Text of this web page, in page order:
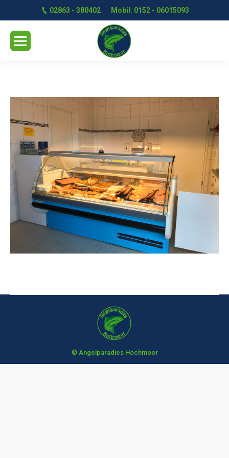
02863 - 380402 Mobil: 0152 - 06015093
© Angelparadies Hochmoor